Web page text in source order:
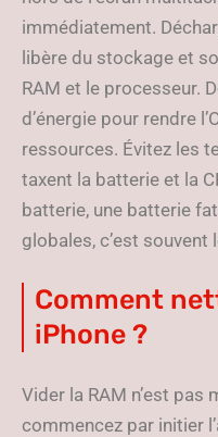
immédiatement.
libère du stockage et
RAM et le processeur.
d’énergie pour rendre
ressources. Évitez les
taxent la batterie et la
batterie, une batterie
globales, c’est souvent
Comment
iPhone ?
Vider la RAM n’est pas
commencez par initier